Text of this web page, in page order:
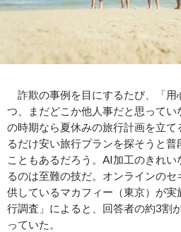
詐欺の事例を目にするたび、「用
つ、まだどこか他人事だと思って
の時期なら夏休みの旅行計画を立て
るだけ安い旅行プランを探そうと
こともあるだろう。AI加工のきれ
るのは至難の技だ。オンラインの
供しているマカフィー（東京）が
行調査」によると、回答者の約3割
っていた。